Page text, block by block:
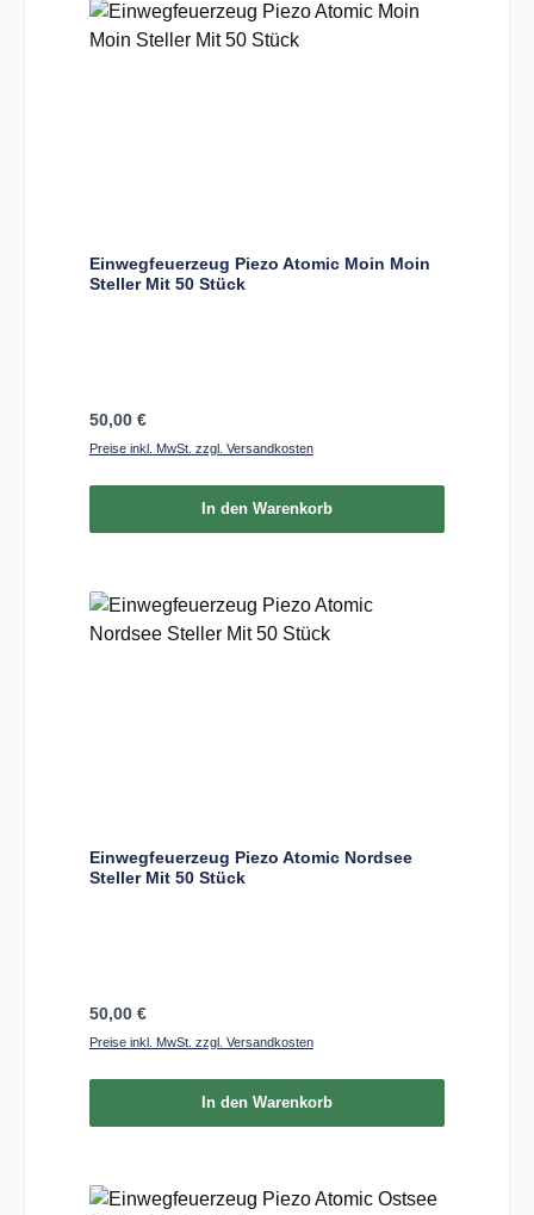
Einwegfeuerzeug Piezo Atomic Moin Moin
Steller Mit 50 Stück
Regulärer Preis:
50,00 €
Preise inkl. MwSt. zzgl. Versandkosten
In den Warenkorb
Einwegfeuerzeug Piezo Atomic Nordsee
Steller Mit 50 Stück
Regulärer Preis:
50,00 €
Preise inkl. MwSt. zzgl. Versandkosten
In den Warenkorb